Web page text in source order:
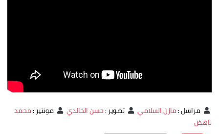
مراسل:مازن السلامي تصوير:حسن الخالدي مونتير:محمد
ناهض